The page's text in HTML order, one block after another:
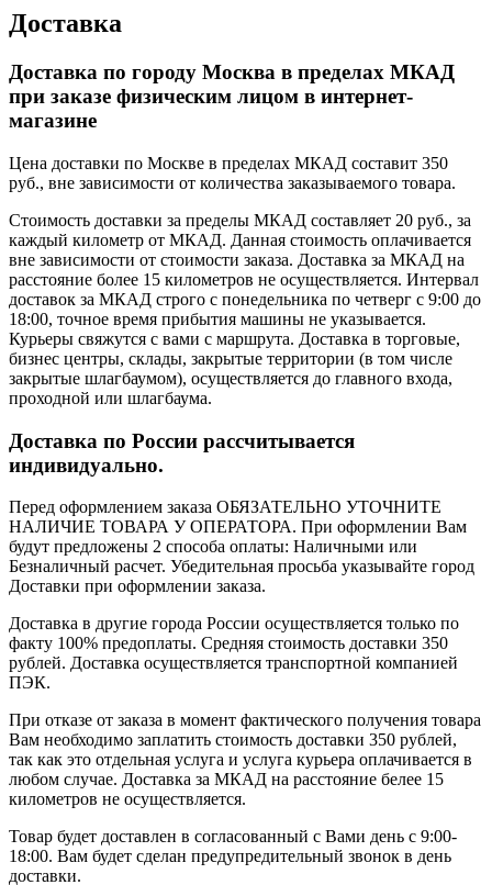
Доставка
Доставка по городу Москва в пределах МКАД
при заказе физическим лицом в интернет-
магазине
Цена доставки по Москве в пределах МКАД составит 350
руб., вне зависимости от количества заказываемого товара.
Стоимость доставки за пределы МКАД составляет 20 руб., за
каждый километр от МКАД. Данная стоимость оплачивается
вне зависимости от стоимости заказа. Доставка за МКАД на
расстояние более 15 километров не осуществляется. Интервал
доставок за МКАД строго с понедельника по четверг с 9:00 до
18:00, точное время прибытия машины не указывается.
Курьеры свяжутся с вами с маршрута. Доставка в торговые,
бизнес центры, склады, закрытые территории (в том числе
закрытые шлагбаумом), осуществляется до главного входа,
проходной или шлагбаума.
Доставка по России рассчитывается
индивидуально.
Перед оформлением заказа ОБЯЗАТЕЛЬНО УТОЧНИТЕ
НАЛИЧИЕ ТОВАРА У ОПЕРАТОРА. При оформлении Вам
будут предложены 2 способа оплаты: Наличными или
Безналичный расчет. Убедительная просьба указывайте город
Доставки при оформлении заказа.
Доставка в другие города России осуществляется только по
факту 100% предоплаты. Средняя стоимость доставки 350
рублей. Доставка осуществляется транспортной компанией
ПЭК.
При отказе от заказа в момент фактического получения товара
Вам необходимо заплатить стоимость доставки 350 рублей,
так как это отдельная услуга и услуга курьера оплачивается в
любом случае. Доставка за МКАД на расстояние белее 15
километров не осуществляется.
Товар будет доставлен в согласованный с Вами день с 9:00-
18:00. Вам будет сделан предупредительный звонок в день
доставки.